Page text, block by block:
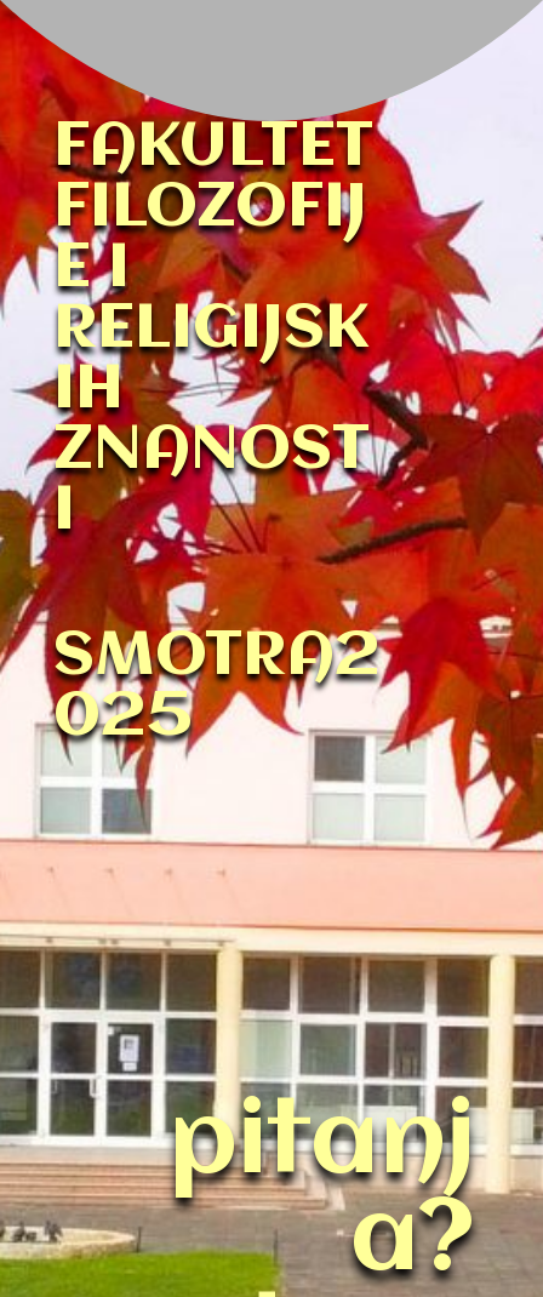
FAKULTET
FILOZOFIJ
E I
RELIGIJSK
IH
ZNANOST
I
SMOTRA2
025
pitanj
a?